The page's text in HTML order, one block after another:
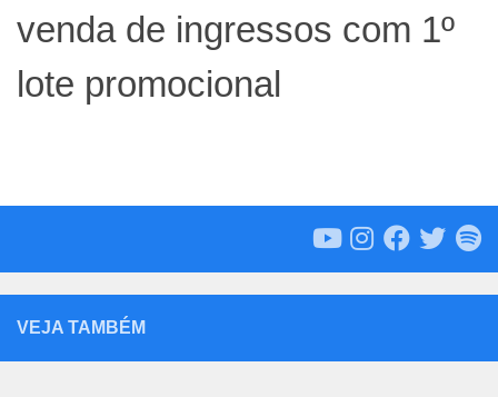
venda de ingressos com 1º
lote promocional
VEJA TAMBÉM